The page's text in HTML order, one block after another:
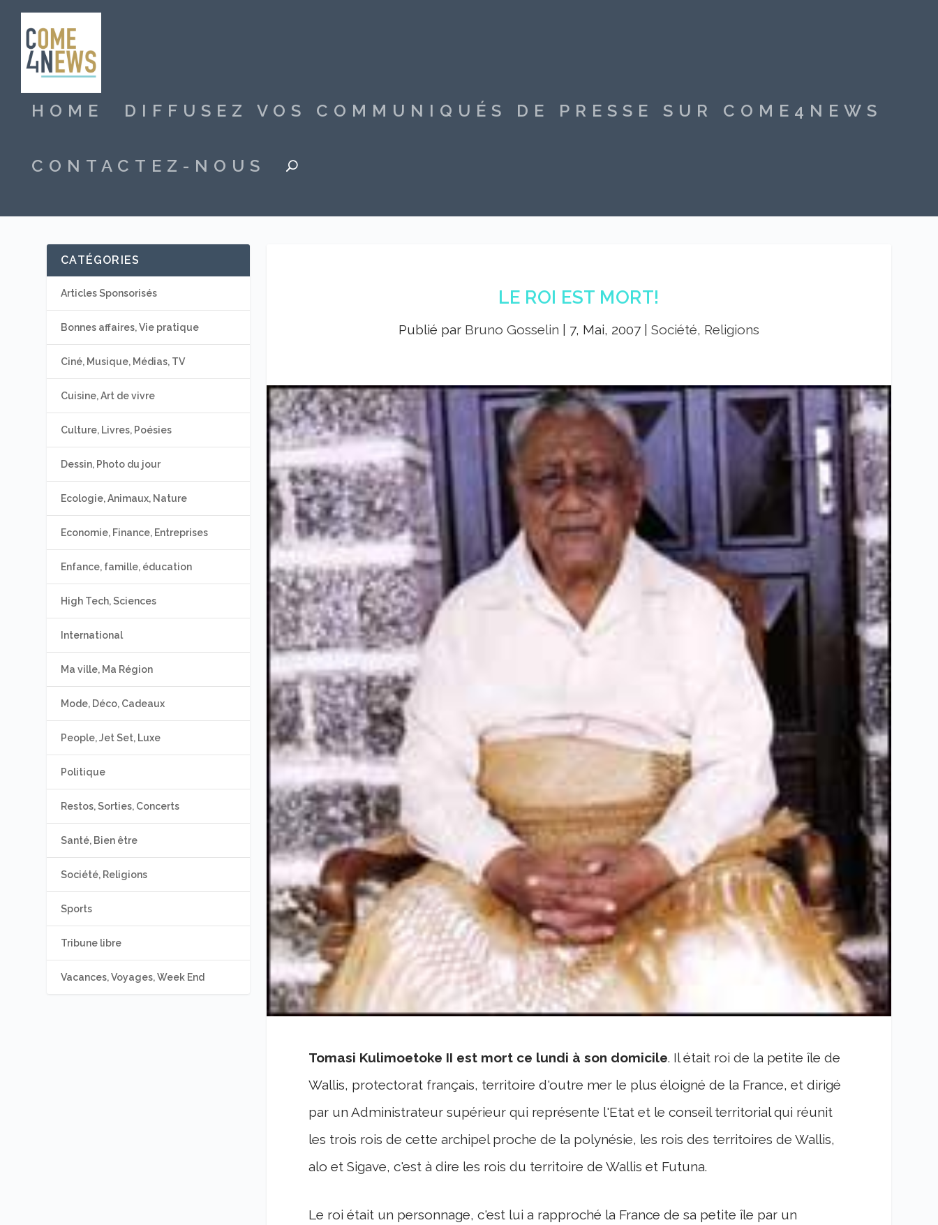
HOME DIFFUSEZ VOS COMMUNIQUÉS DE PRESSE SUR COME4NEWS
CONTACTEZ-NOUS
LE ROI EST MORT!
Publié par Bruno Gosselin 7, Mai, 2007| Société, Religions
Tomasi Kulimoetoke II est mort ce lundi à son domicile. Il était roi de la petite île de
Wallis, protectorat français, territoire d'outre mer le plus éloigné de la France, et dirigé
par un Administrateur supérieur qui représente l'Etat et le conseil territorial qui réunit
les trois rois de cette archipel proche de la polynésie, les rois des territoires de Wallis,
alo et Sigave, c'est à dire les rois du territoire de Wallis et Futuna.
Le roi était un personnage, c'est lui a rapproché la France de sa petite île par un
CATÉGORIES
Articles Sponsorisés
Bonnes affaires, Vie pratique
Ciné, Musique, Médias, TV
Cuisine, Art de vivre
Culture, Livres, Poésies
Dessin, Photo du jour
Ecologie, Animaux, Nature
Economie, Finance, Entreprises
Enfance, famille, éducation
High Tech, Sciences
International
Ma ville, Ma Région
Mode, Déco, Cadeaux
People, Jet Set, Luxe
Politique
Restos, Sorties, Concerts
Santé, Bien être
Société, Religions
Sports
Tribune libre
Vacances, Voyages, Week End